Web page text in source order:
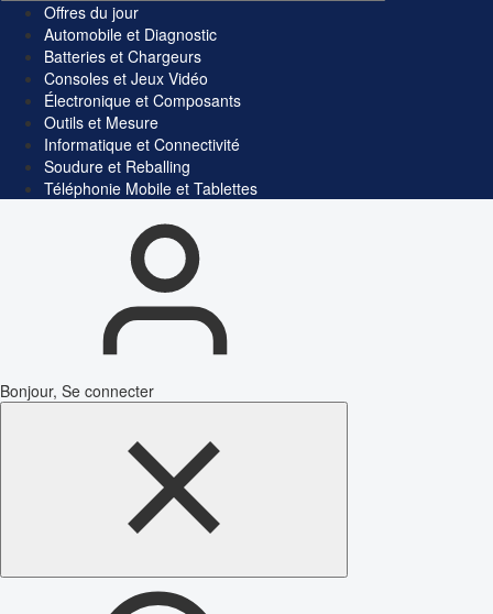
Offres du jour
Automobile et Diagnostic
Batteries et Chargeurs
Consoles et Jeux Vidéo
Électronique et Composants
Outils et Mesure
Informatique et Connectivité
Soudure et Reballing
Téléphonie Mobile et Tablettes
Bonjour, Se connecter